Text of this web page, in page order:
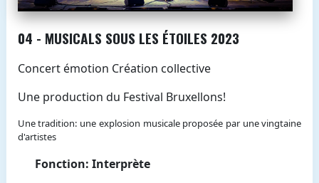
04 - MUSICALS SOUS LES ÉTOILES 2023
Concert émotion Création collective
Une production du Festival Bruxellons!
Une tradition: une explosion musicale proposée par une vingtaine
d'artistes
Fonction: Interprète